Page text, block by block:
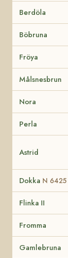
Berdöla
Böbruna
Fröya
Målsnesbrun
Nora
Perla
Astrid
Dokka N 6425
Flinka II
Fromma
Gamlebruna